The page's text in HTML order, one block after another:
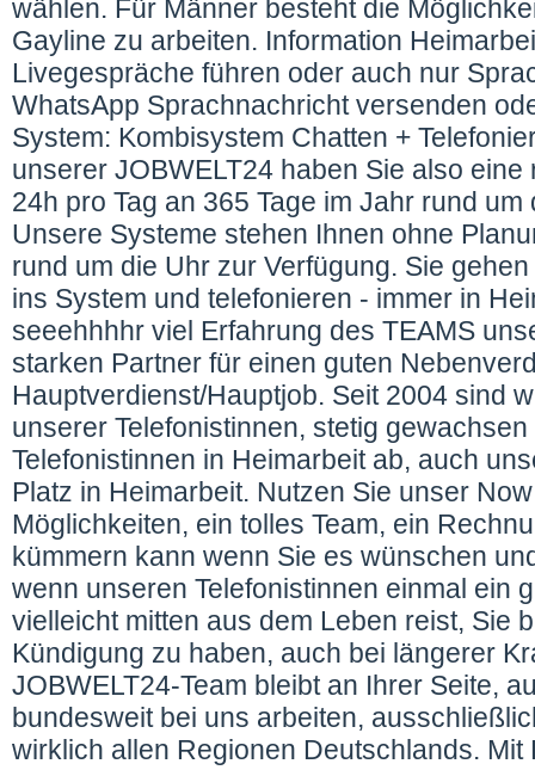
wählen. Für Männer besteht die
Gayline zu arbeiten. Information
Livegespräche führen oder auch nur
WhatsApp Sprachnachricht versenden
System: Kombisystem Chatten +
unserer JOBWELT24 haben Sie also
24h pro Tag an 365 Tage im Jahr rund
Unsere Systeme stehen Ihnen ohne
rund um die Uhr zur Verfügung. Sie
ins System und telefonieren - immer in
seeehhhhr viel Erfahrung des TEAMS
starken Partner für einen guten
Hauptverdienst/Hauptjob. Seit 2004 sind
unserer Telefonistinnen, stetig
Telefonistinnen in Heimarbeit ab, auch
Platz in Heimarbeit. Nutzen Sie unser
Möglichkeiten, ein tolles Team, ein
kümmern kann wenn Sie es wünschen
wenn unseren Telefonistinnen einmal ein
vielleicht mitten aus dem Leben reist, Sie
Kündigung zu haben, auch bei längerer
JOBWELT24-Team bleibt an Ihrer Seite,
bundesweit bei uns arbeiten,
wirklich allen Regionen Deutschlands.